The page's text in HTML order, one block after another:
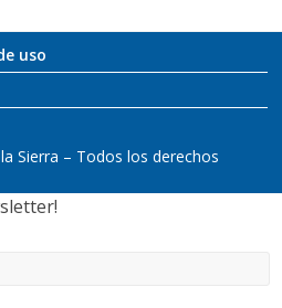
uso
Sierra – Todos los derechos